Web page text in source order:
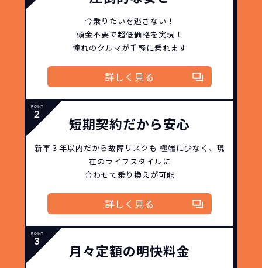
今乗りたいを逃さない！
頭金不要で超低価格を実現！
憧れのクルマが手軽に乗れます
詳しく見る
短期契約だから安心
新車３年以内だから故障リスクも 極端に少なく、 現
在のライフスタイルに
合わせて乗り換えが可能
詳しく見る
月々定額の明快料金